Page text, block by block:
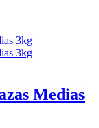
Medias